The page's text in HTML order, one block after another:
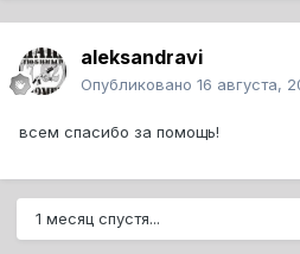
aleksandravi
Опубликовано 16 августа,
всем спасибо за помощь!
1 месяц спустя...